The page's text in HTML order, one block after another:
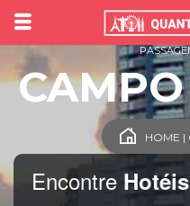
Encontre
HOME |